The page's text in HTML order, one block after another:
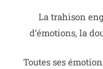
La trahison
d’émotions, la
Toutes ses